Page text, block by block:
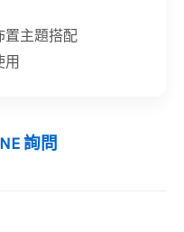
置主題搭配
用
詢問